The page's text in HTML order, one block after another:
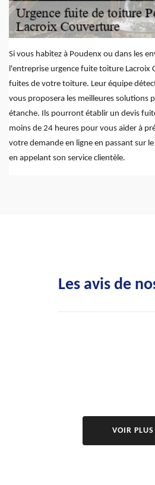
Si vous habitez à Poudenx ou dans les
l'entreprise urgence fuite toiture Lacroix
fuites de votre toiture. Leur équipe
vous proposera les meilleures solutions
étanche. Ils pourront établir un devis
moins de 24 heures pour vous aider à
votre demande en ligne en passant sur
en appelant son service clientèle.
Les avis de
VOIR PLUS